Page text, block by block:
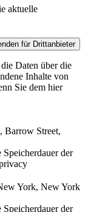
aktuelle
für Drittanbieter
Daten über die
Inhalte von
Sie dem hier
Barrow Street,
der
York, New York
der